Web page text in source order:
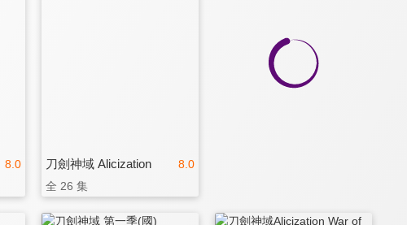
8.0 8.0
刀劍神域 Alicization
全 26 集